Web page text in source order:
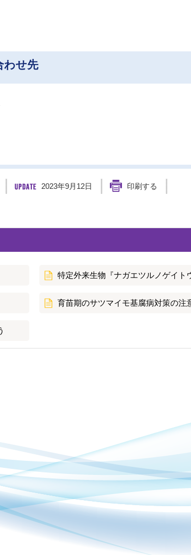
わせ先
2023年9月12日 印刷する
特定外来生物『ナガエツルノゲイト
育苗期のサツマイモ基腐病対策の注